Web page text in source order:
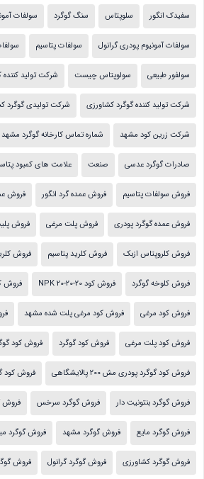
سفیدک انگور سلوپتاس سنگ گوگرد سولفات
سولفات آمونیوم پودری گرانول سولفات پتاسیم
سولفور طبیعی سولوپتاس چیست شرکت تولید
شرکت تولید کننده گوگرد کشاورزی شرکت تولیدی گوگرد
شرکت زرین کود مشهد شماره تماس کارخانه گوگرد مشهد
صادرات گوگرد عدسی صنعت علامت های کمبود
فروش سولفات پتاسیم فروش عمده گرد انگور فروش
فروش عمده گوگرد پودری فروش پلت مرغی فروش
فروش کلروپتاس ازبک فروش کلرید پتاسیم فروش
فروش کلوخه گوگرد فروش کود NPK 20-20-20 فروش
فروش کود مرغی فروش کود مرغی پلت شده مشهد
فروش کود پلت مرغی فروش کود گوگرد فروش کود
فروش کود گوگرد پودری مش 200 پالایشگاهی فروش کود
فروش گوگرد بنتونیت دار فروش گوگرد سرخس فروش
فروش گوگرد مایع فروش گوگرد مشهد فروش گوگرد
فروش گوگرد کشاورزی فروش گوگرد گرانول فروش